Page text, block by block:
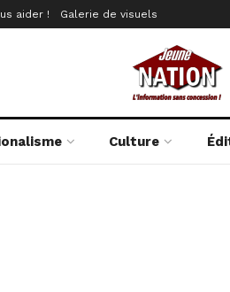
aider ! Galerie de visuels
Culture